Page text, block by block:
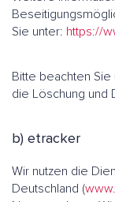
Sie unter: https://
Bitte beachten
die Löschung und
b) etracker
Wir nutzen die
Deutschland (